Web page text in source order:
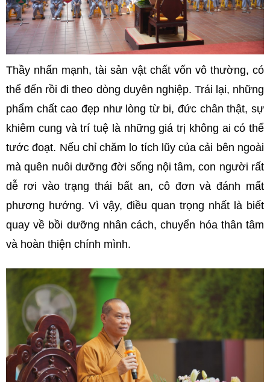
Thầy nhấn mạnh, tài sản vật chất vốn vô thường, có
thể đến rồi đi theo dòng duyên nghiệp. Trái lại, những
phẩm chất cao đẹp như lòng từ bi, đức chân thật, sự
khiêm cung và trí tuệ là những giá trị không ai có thể
tước đoạt. Nếu chỉ chăm lo tích lũy của cải bên ngoài
mà quên nuôi dưỡng đời sống nội tâm, con người rất
dễ rơi vào trạng thái bất an, cô đơn và đánh mất
phương hướng. Vì vậy, điều quan trọng nhất là biết
quay về bồi dưỡng nhân cách, chuyển hóa thân tâm
và hoàn thiện chính mình.